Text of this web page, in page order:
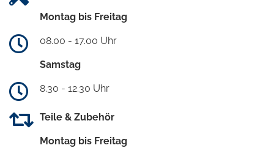
Montag bis Freitag
08.00 - 17.00 Uhr
Samstag
8.30 - 12.30 Uhr
Teile & Zubehör
Montag bis Freitag